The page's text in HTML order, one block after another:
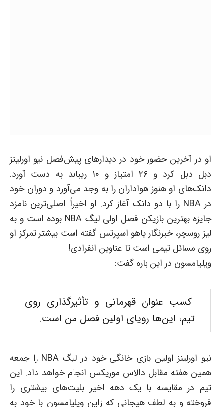
او در آخرین حضور خود در دیدارهای پیش‌فصل نیو اورلینز
دبل دبل کرد و ۲۶ امتیاز و ۱۰ ریباند به دست آورد.
دانک‌های او هنوز هواداران را به وجد می‌آورد و دوران خود
در NBA را با دو دانک آغاز کرد. او اخیراً اصلی‌ترین نامزد
جایزه بهترین بازیکن فصل اولی لیگ NBA بوده است و به
لیز روسچر، خبرنگار یاهو اسپرتس گفته است بیشتر تمرکز او
روی مسائل تیمی است تا عناوین انفرادی!
ویلیامسون در این باره گفت:
کسب عنوان قهرمانی و تأثیرگذاری روی
تیم، این‌ها رویای اولین فصل من است.
نیو اورلینز اولین بازی خانگی خود در لیگ NBA را جمعه
همین هفته مقابل دالاس موریکس انجام خواهد داد. این
تیم در مقایسه با یک دهه اخیر بلیت‌های بیشتری را
فروخته و به لطف هیجانی که زاین ویلیامسون با خود به